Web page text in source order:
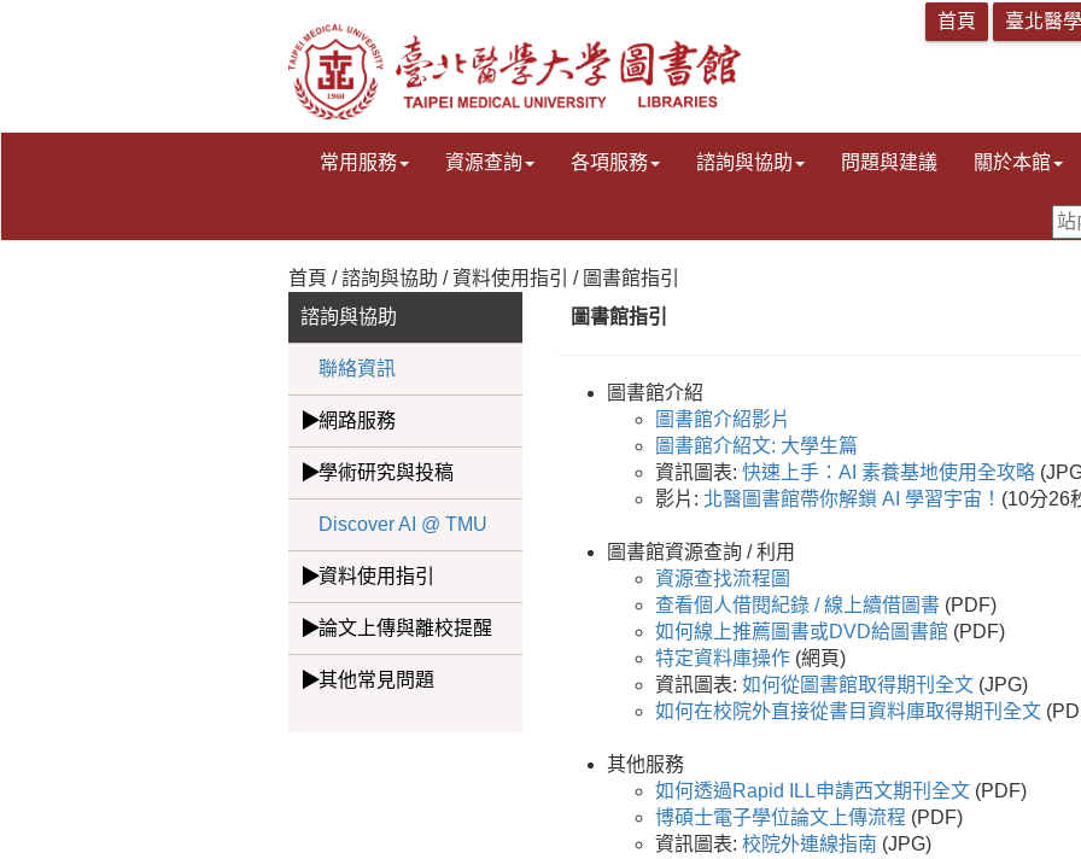
常用服務 資源查詢 各項服務 諮詢與協助 問題與建議 關於本館
首頁 / 諮詢與協助 / 資料使用指引 / 圖書館指引
諮詢與協助
聯絡資訊
網路服務
學術研究與投稿
Discover AI @ TMU
資料使用指引
論文上傳與離校提醒
其他常見問題
圖書館指引
圖書館介紹
圖書館介紹影片
圖書館介紹文: 大學生篇
資訊圖表: 快速上手：AI 素養基地使用全攻略
影片: 北醫圖書館帶你解鎖 AI 學習宇宙！ (10分26
圖書館資源查詢 / 利用
資源查找流程圖
查看個人借閱紀錄 / 線上續借圖書 (PDF)
如何線上推薦圖書或DVD給圖書館 (PDF)
特定資料庫操作 (網頁)
資訊圖表: 如何從圖書館取得期刊全文 (JPG)
如何在校院外直接從書目資料庫取得期刊全文
其他服務
如何透過Rapid ILL申請西文期刊全文 (PDF)
博碩士電子學位論文上傳流程 (PDF)
資訊圖表: 校院外連線指南 (JPG)